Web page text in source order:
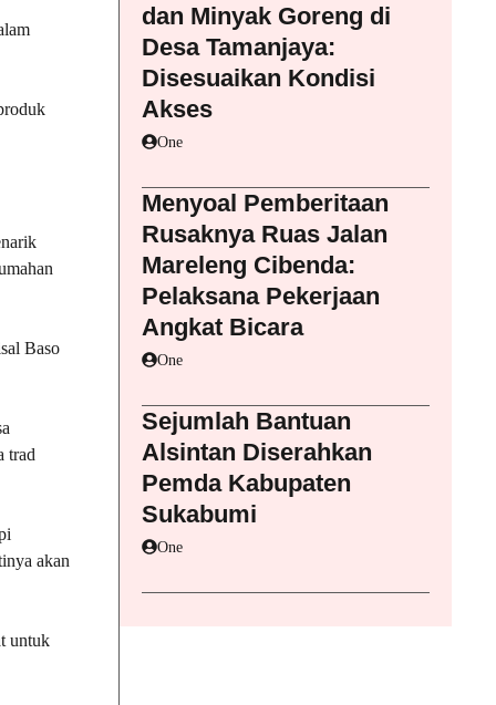
Baso
trad
akan
untuk
dan Minyak Goreng di
Desa Tamanjaya:
Disesuaikan Kondisi
Akses
One
Menyoal Pemberitaan
Rusaknya Ruas Jalan
Mareleng Cibenda:
Pelaksana Pekerjaan
Angkat Bicara
One
Sejumlah Bantuan
Alsintan Diserahkan
Pemda Kabupaten
Sukabumi
One